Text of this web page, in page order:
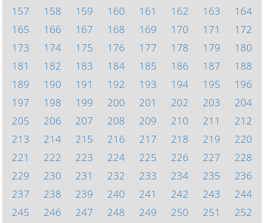
157
158 159 160 161 162 163
164
165
166 167 168 169 170 171
172
173
174 175 176 177 178 179
180
181
182 183 184 185 186 187
188
189
190 191 192 193 194 195
196
197
198 199 200 201 202 203
204
205
206 207 208 209 210 211
212
213
214 215 216 217 218 219
220
221
222 223 224 225 226 227
228
229
230 231 232 233 234 235
236
237
238 239 240 241 242 243
244
245
246 247 248 249 250 251
252